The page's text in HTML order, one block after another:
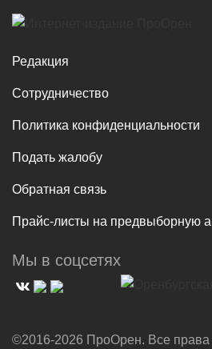
Редакция
Сотрудничество
Политика конфиденциальности
Подать жалобу
Обратная связь
Прайс-листы на предвыборную
Мы в соцсетях
©2016-2026 ПроОрен. Все